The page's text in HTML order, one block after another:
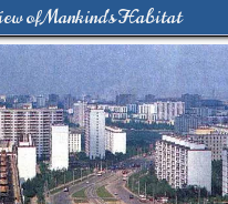
of Mankind's Habitat